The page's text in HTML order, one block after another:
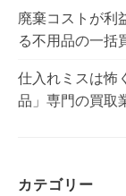
廃棄コストが利
る不用品の一括
仕入れミスは怖
品」専門の買取
カテゴリー